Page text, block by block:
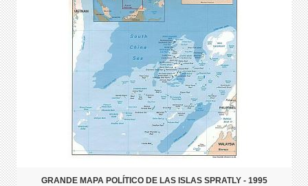
GRANDE MAPA POLÍTICO DE LAS ISLAS SPRATLY - 1995